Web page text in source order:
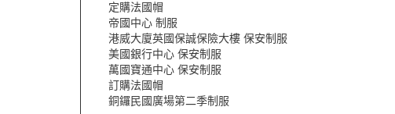
定購法國帽
帝國中心 制服
港威大廈英國保誠保險大樓 保安制服
美國銀行中心 保安制服
萬國寶通中心 保安制服
訂購法國帽
銅鑼民國廣場第二季制服